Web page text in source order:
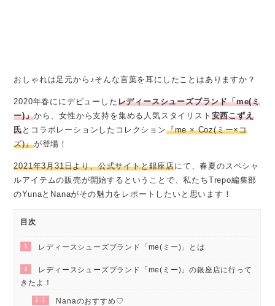
おしゃれは足元から♪そんな言葉を耳にしたことはありますか？
2020年春ににデビューしたレディースシューズブランド「me(ミ
ー)」から、女性から支持を集める人気スタイリスト 安⻄こずえ
氏とコラボレーションしたコレクション『me × Coz(ミー×コ
ズ)』が登場！
2021年3月31日より、公式サイトと銀座店にて、春夏のスペシャ
ルアイテムの販売が開始するということで、私たちTrepo編集部
のYunaとNanaがその魅力をレポートしたいと思います！
目次
1 レディースシューズブランド「me(ミー)」とは
2
レディースシューズブランド「me(ミー)」の銀座店に行って
きたよ！
2.1 Nanaのおすすめ♡